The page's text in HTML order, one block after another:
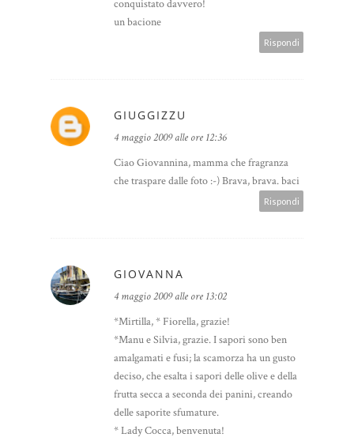
conquistato davvero!
un bacione
Rispondi
GIUGGIZZU
4 maggio 2009 alle ore 12:36
Ciao Giovannina, mamma che fragranza
che traspare dalle foto :-) Brava, brava. baci
Rispondi
GIOVANNA
4 maggio 2009 alle ore 13:02
*Mirtilla, * Fiorella, grazie!
*Manu e Silvia, grazie. I sapori sono ben
amalgamati e fusi; la scamorza ha un gusto
deciso, che esalta i sapori delle olive e della
frutta secca a seconda dei panini, creando
delle saporite sfumature.
* Lady Cocca, benvenuta!